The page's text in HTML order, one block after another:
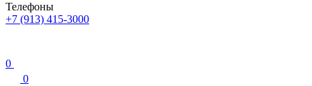
Телефоны
+7 (913) 415-3000
0
0